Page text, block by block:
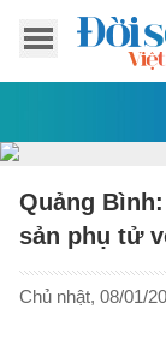
Quảng
sản phụ tử
Chủ nhật, 08/01/